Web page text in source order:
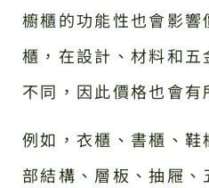
櫥櫃的功能性也會影
櫃，在設計、材料和
不同，因此價格也會有
例如，衣櫃、書櫃、
部結構、層板、抽屜